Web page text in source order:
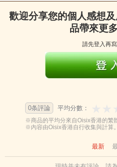
歡迎分享您的個人感想
品帶來更
請先登入再寫
最新
0条評論 平均分數：
※商品的平均分來自Oisix香港的繁
※內容由Oisix香港自行收集與計算。